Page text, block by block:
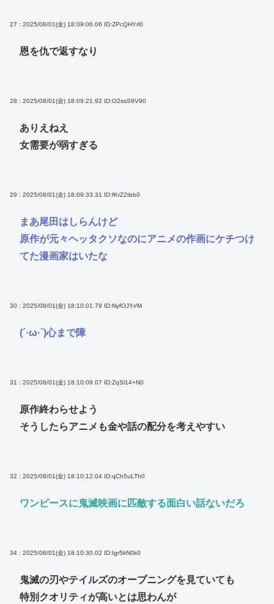
27 : 2025/08/01(金) 18:09:06.06 ID:ZPcQHYrl0
恩を仇で返すなり
28 : 2025/08/01(金) 18:09:21.92 ID:O2ssS9V90
ありえねえ
女需要が弱すぎる
29 : 2025/08/01(金) 18:09:33.31 ID:fKrZ2tbb0
まあ尾田はしらんけど
原作が元々ヘッタクソなのにアニメの作画にケチつけ
てた漫画家はいたな
30 : 2025/08/01(金) 18:10:01.79 ID:NyfOJYr/M
(´·ω·`)心まで障
31 : 2025/08/01(金) 18:10:09.07 ID:ZqSl14+N0
原作終わらせよう
そうしたらアニメも金や話の配分を考えやすい
32 : 2025/08/01(金) 18:10:12.04 ID:qCh5uLTh0
ワンピースに鬼滅映画に匹敵する面白い話ないだろ
34 : 2025/08/01(金) 18:10:30.02 ID:Igr5kN0k0
鬼滅の刃やテイルズのオープニングを見ていても
特別クオリティが高いとは思わんが